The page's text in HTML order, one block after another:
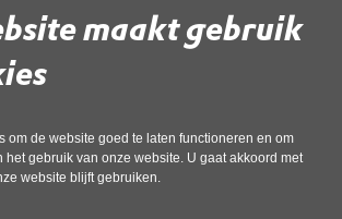
maakt gebruik
om de website goed te laten functioneren en om
het gebruik van onze website. U gaat akkoord met
website blijft gebruiken.
Terug naar thema's